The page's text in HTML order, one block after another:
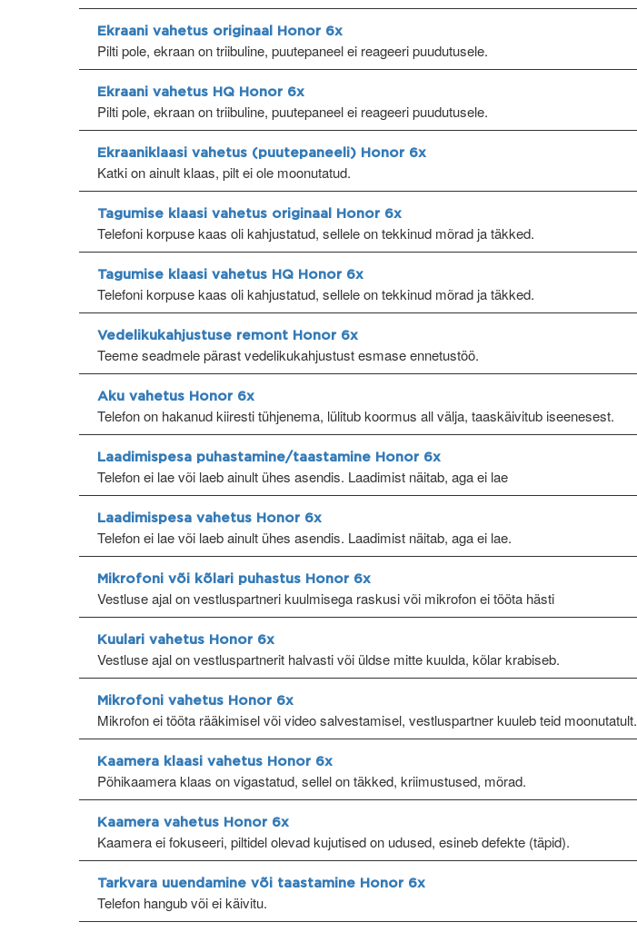
Ekraani vahetus originaal Honor 6x
Pilti pole, ekraan on triibuline, puutepaneel ei reageeri puudutusele.
Ekraani vahetus HQ Honor 6x
Pilti pole, ekraan on triibuline, puutepaneel ei reageeri puudutusele.
Ekraaniklaasi vahetus (puutepaneeli) Honor 6x
Katki on ainult klaas, pilt ei ole moonutatud.
Tagumise klaasi vahetus originaal Honor 6x
Telefoni korpuse kaas oli kahjustatud, sellele on tekkinud mõrad ja täkked.
Tagumise klaasi vahetus HQ Honor 6x
Telefoni korpuse kaas oli kahjustatud, sellele on tekkinud mõrad ja täkked.
Vedelikukahjustuse remont Honor 6x
Teeme seadmele pärast vedelikukahjustust esmase ennetustöö.
Aku vahetus Honor 6x
Telefon on hakanud kiiresti tühjenema, lülitub koormus all välja, taaskäivitub iseenesest.
Laadimispesa puhastamine/taastamine Honor 6x
Telefon ei lae või laeb ainult ühes asendis. Laadimist näitab, aga ei lae
Laadimispesa vahetus Honor 6x
Telefon ei lae või laeb ainult ühes asendis. Laadimist näitab, aga ei lae.
Mikrofoni või kõlari puhastus Honor 6x
Vestluse ajal on vestluspartneri kuulmisega raskusi või mikrofon ei tööta hästi
Kuulari vahetus Honor 6x
Vestluse ajal on vestluspartnerit halvasti või üldse mitte kuulda, kõlar krabiseb.
Mikrofoni vahetus Honor 6x
Mikrofon ei tööta rääkimisel või video salvestamisel, vestluspartner kuuleb teid moonutatult.
Kaamera klaasi vahetus Honor 6x
Põhikaamera klaas on vigastatud, sellel on täkked, kriimustused, mõrad.
Kaamera vahetus Honor 6x
Kaamera ei fokuseeri, piltidel olevad kujutised on udused, esineb defekte (täpid).
Tarkvara uuendamine või taastamine Honor 6x
Telefon hangub või ei käivitu.